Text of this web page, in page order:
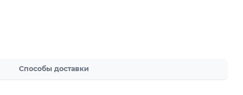
Способы доставки